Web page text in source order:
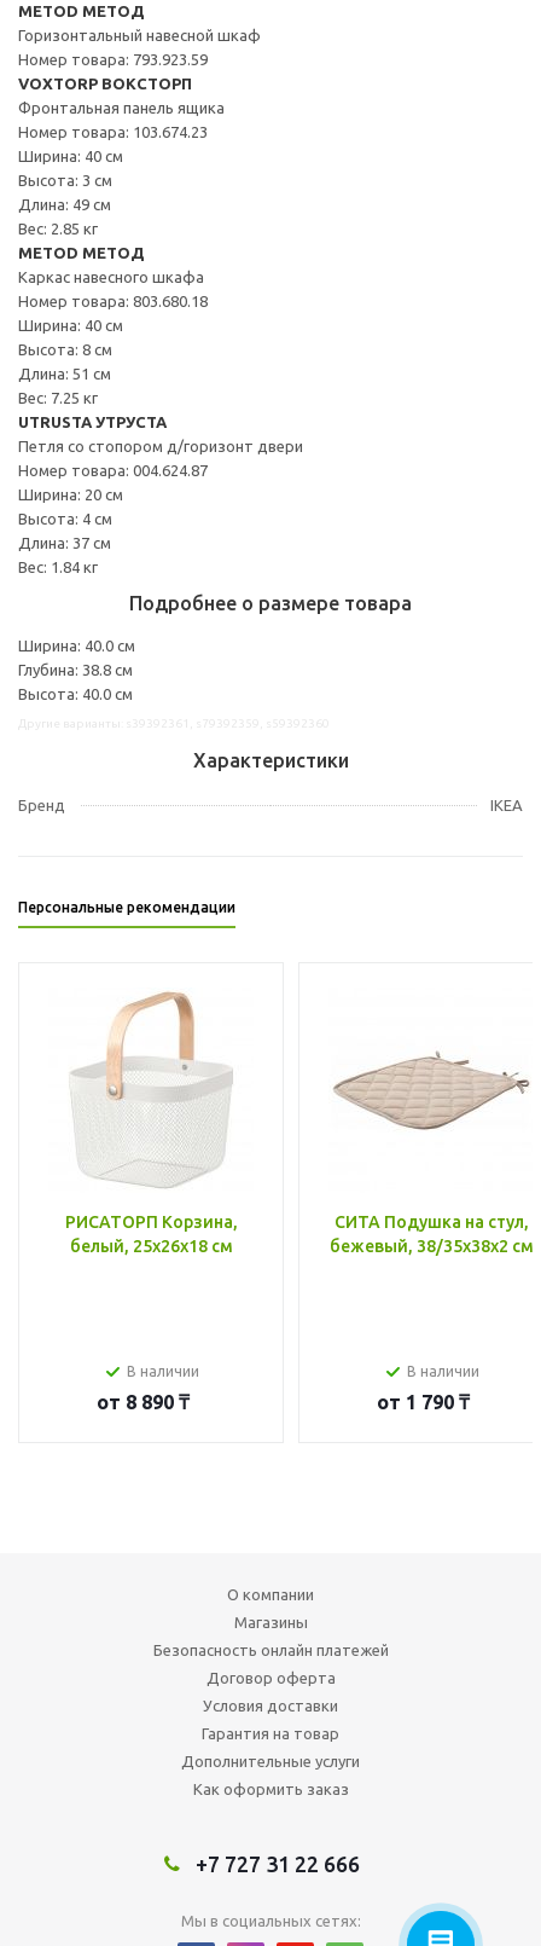
METOD МЕТОД
Горизонтальный навесной шкаф
Номер товара: 793.923.59
VOXTORP ВОКСТОРП
Фронтальная панель ящика
Номер товара: 103.674.23
Ширина: 40 см
Высота: 3 см
Длина: 49 см
Вес: 2.85 кг
METOD МЕТОД
Каркас навесного шкафа
Номер товара: 803.680.18
Ширина: 40 см
Высота: 8 см
Длина: 51 см
Вес: 7.25 кг
UTRUSTA УТРУСТА
Петля со стопором д/горизонт двери
Номер товара: 004.624.87
Ширина: 20 см
Высота: 4 см
Длина: 37 см
Вес: 1.84 кг
Подробнее о размере товара
Ширина: 40.0 см
Глубина: 38.8 см
Высота: 40.0 см
Характеристики
Бренд IKEA
Персональные рекомендации
РИСАТОРП Корзина,
белый, 25x26x18 см
В наличии
от 8 890 ₸
СИТА Подушка на стул,
бежевый, 38/35x38x2 см
В наличии
от 1 790 ₸
О компании
Магазины
Безопасность онлайн платежей
Договор оферта
Условия доставки
Гарантия на товар
Дополнительные услуги
Как оформить заказ
+7 727 31 22 666
Мы в социальных сетях: